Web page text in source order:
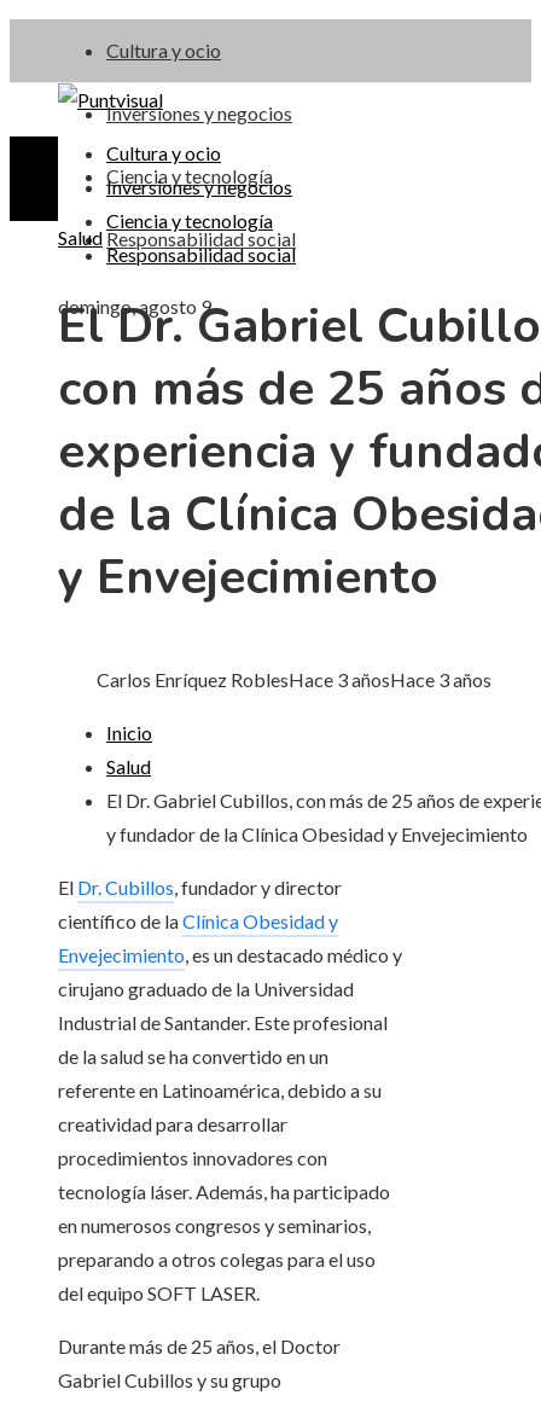
Cultura y ocio
Inversiones y negocios
Ciencia y tecnología
Responsabilidad social
domingo, agosto 9
Cultura y ocio
Inversiones y negocios
Ciencia y tecnología
Responsabilidad social
Salud
El Dr. Gabriel
con más de 25 años
experiencia y
de la Clínica
y Envejecimiento
Carlos Enríquez RoblesHace 3 añosHace 3 años
Inicio
Salud
El Dr. Gabriel Cubillos, con más de 25 años de
y fundador de la Clínica Obesidad y Envejecimiento
El Dr. Cubillos, fundador y director
científico de laClínica Obesidad y
Envejecimiento, es un destacado médico y
cirujano graduado de la Universidad
Industrial de Santander. Este profesional
de la salud se ha convertido en un
referente en Latinoamérica, debido a su
creatividad para desarrollar
procedimientos innovadores con
tecnología láser. Además, ha participado
en numerosos congresos y seminarios,
preparando a otros colegas para el uso
del equipo SOFT LASER.
Durante más de 25 años, el Doctor
Gabriel Cubillos y su grupo